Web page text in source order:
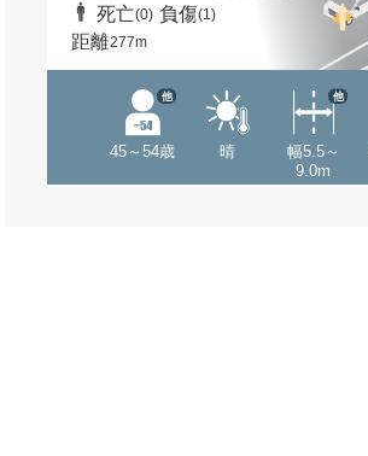
死亡(0) 負傷(1)
距離277m
45～54歳
他
晴
幅5.5～
9.0m
他